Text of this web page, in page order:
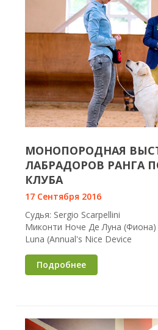
МОНОПОРОДНАЯ
ЛАБРАДОРОВ РАНГА
КЛУБА
17 Сентября 2016
Судья: Sergio Scarpellini
Миконти Ноче Де Луна
Luna (Annual's Nice Device
Подробнее